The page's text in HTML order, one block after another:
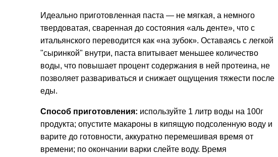
Идеально приготовленная паста — не мягкая, а немного
твердоватая, сваренная до состояния «аль денте», что с
итальянского переводится как «на зубок». Оставаясь с легкой
"сыринкой" внутри, паста впитывает меньшее количество
воды, что повышает процент содержания в ней протеина, не
позволяет развариваться и снижает ощущения тяжести после
еды.
Способ приготовления: используйте 1 литр воды на 100г
продукта; опустите макароны в кипящую подсоленную воду и
варите до готовности, аккуратно перемешивая время от
времени; по окончании варки слейте воду. Время